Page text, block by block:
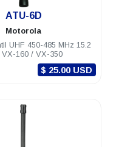
ATU-6D
Motorola
UHF 450-485 MHz 15.2
VX-160 / VX-350
$ 25.00 USD